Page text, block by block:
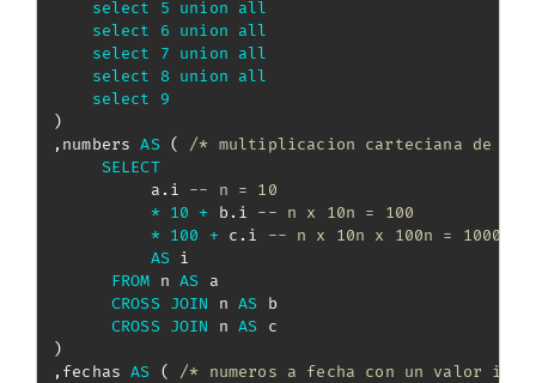
select
5 union
all
select
6 union
all
select
7 union
all
select
8 union
all
select
9
)
, numbers AS (
/* multiplicacion carteciana de n
SELECT
          a
. i -- n = 10
* 10 + b . i -- n x 10n = 100
* 100 + c . i -- n x 10n x 100n = 1000
AS i
FROM n AS a
CROSS
JOIN n AS b
CROSS
JOIN n AS
)
, fechas AS (
/* numeros a fecha con un valor